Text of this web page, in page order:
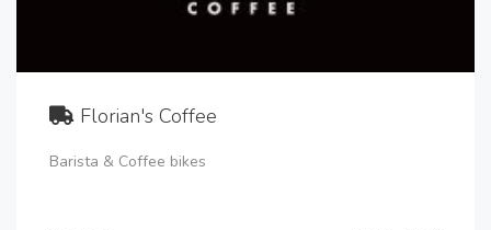
Florian's Coffee
Barista & Coffee bikes